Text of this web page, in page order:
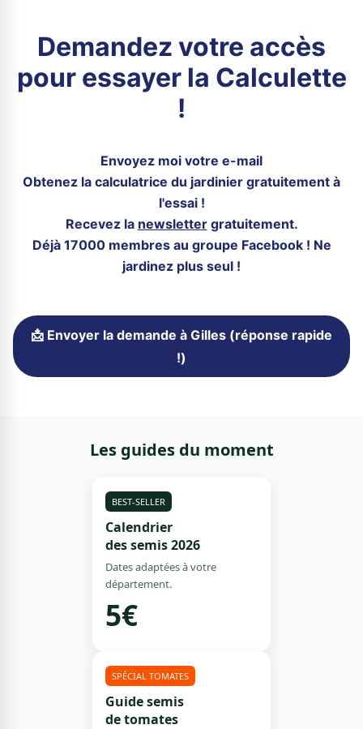
Demandez votre accès
pour essayer la Calculette
!
Envoyez moi votre e-mail
Obtenez la calculatrice du jardinier gratuitement à
l'essai !
Recevez la newslettergratuitement.
Déjà 17000 membres au groupe Facebook ! Ne
jardinez plus seul !
📩 Envoyer la demande à Gilles (réponse rapide
!)
Les guides du moment
BEST-SELLER
Calendrier
des semis 2026
Dates adaptées à votre
département.
5€
SPÉCIAL TOMATES
Guide semis
de tomates